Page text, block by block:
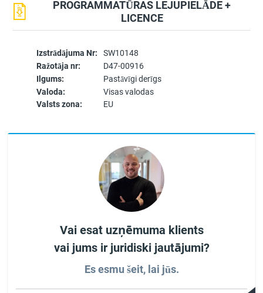
Izstrādājuma Nr:
SW10148
Ražotāja nr:
D47-00916
Ilgums:
Pastāvīgi derīgs
Valoda:
Visas valodas
Valsts zona:
EU
PROGRAMMATŪRAS LEJUPIELĀDE +
LICENCE
Vai esat uzņēmuma klients
vai jums ir juridiski jautājumi?
Es esmu šeit, lai jūs.